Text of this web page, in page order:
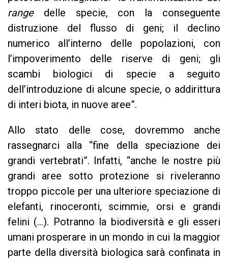
rangedelle specie, con la conseguente
distruzione del flusso di geni; il declino
numerico all’interno delle popolazioni, con
l’impoverimento delle riserve di geni; gli
scambi biologici di specie a seguito
dell’introduzione di alcune specie, o addirittura
di interi biota, in nuove aree”.
Allo stato delle cose, dovremmo anche
rassegnarci alla “fine della speciazione dei
grandi vertebrati”. Infatti, “anche le nostre più
grandi aree sotto protezione si riveleranno
troppo piccole per una ulteriore speciazione di
elefanti, rinoceronti, scimmie, orsi e grandi
felini (…). Potranno la biodiversità e gli esseri
umani prosperare in un mondo in cui la maggior
parte della diversità biologica sarà confinata in